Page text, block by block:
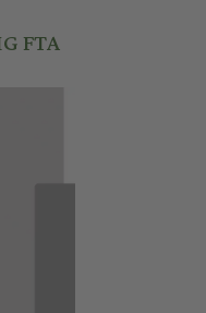
FTA